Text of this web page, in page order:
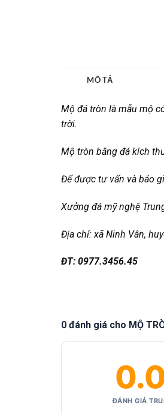
Mộ đá tròn là mẫu mộ
trời.
Mộ tròn bằng đá kích
Để được tư vấn và báo
Xưởng đá mỹ nghệ
Địa chỉ: xã Ninh Vân,
ĐT: 0977.3456.45
0 đánh giá cho MỘ
ĐÁNH GIÁ